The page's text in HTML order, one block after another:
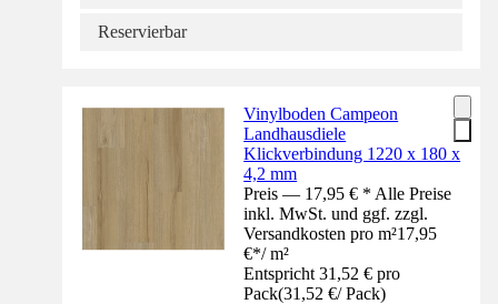
Reservierbar
Vinylboden Campeon
Landhausdiele
Klickverbindung 1220 x 180 x
4,2 mm
Preis — 17,95 € * Alle Preise
inkl. MwSt. und ggf. zzgl.
Versandkosten pro m²17,95
€*/ m²
Entspricht 31,52 € pro
Pack(31,52 €/ Pack)